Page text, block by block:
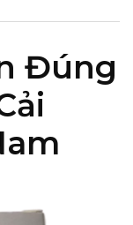
Đúng